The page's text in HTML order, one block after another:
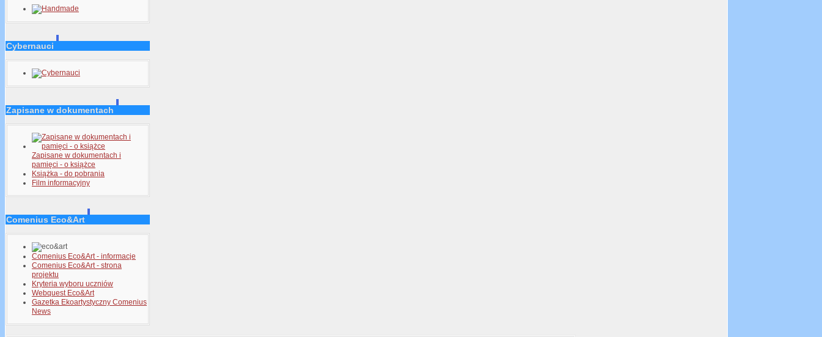
Cybernauci
Zapisane w dokumentach
Zapisane w dokumentach i
pamięci - o książce
Książka - do pobrania
Film informacyjny
Comenius Eco&Art
Comenius Eco&Art - informacje
Comenius Eco&Art - strona
projektu
Kryteria wyboru uczniów
Webquest Eco&Art
Gazetka Ekoartystyczny Comenius
News